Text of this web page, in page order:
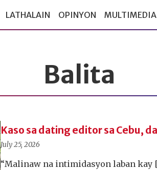
LATHALAIN OPINYON MULTIMEDIA
Balita
Kaso sa dating editor sa Cebu,
July 25, 2026
“Malinaw na intimidasyon laban kay